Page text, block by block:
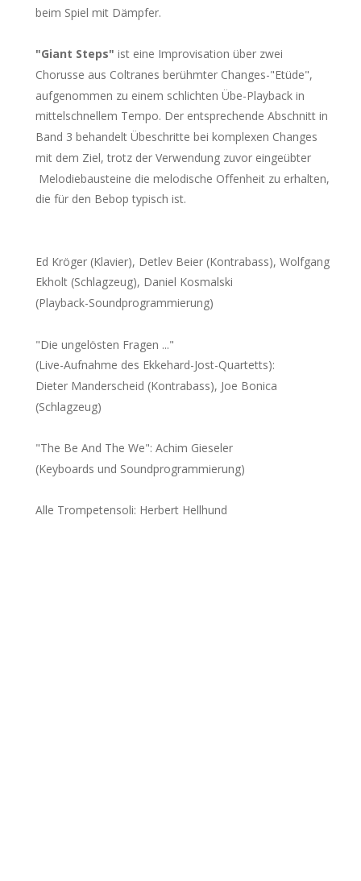
beim Spiel mit Dämpfer.
"Giant Steps" ist eine Improvisation über zwei
Chorusse aus Coltranes berühmter Changes-"Etüde",
aufgenommen zu einem schlichten Übe-Playback in
mittelschnellem Tempo. Der entsprechende Abschnitt in
Band 3 behandelt Übeschritte bei komplexen Changes
mit dem Ziel, trotz der Verwendung zuvor eingeübter
Melodiebausteine die melodische Offenheit zu erhalten,
die für den Bebop typisch ist.
Ed Kröger (Klavier), Detlev Beier (Kontrabass), Wolfgang
Ekholt (Schlagzeug), Daniel Kosmalski
(Playback-Soundprogrammierung)
"Die ungelösten Fragen ..."
(Live-Aufnahme des Ekkehard-Jost-Quartetts):
Dieter Manderscheid (Kontrabass), Joe Bonica
(Schlagzeug)
"The Be And The We": Achim Gieseler
(Keyboards und Soundprogrammierung)
Alle Trompetensoli: Herbert Hellhund